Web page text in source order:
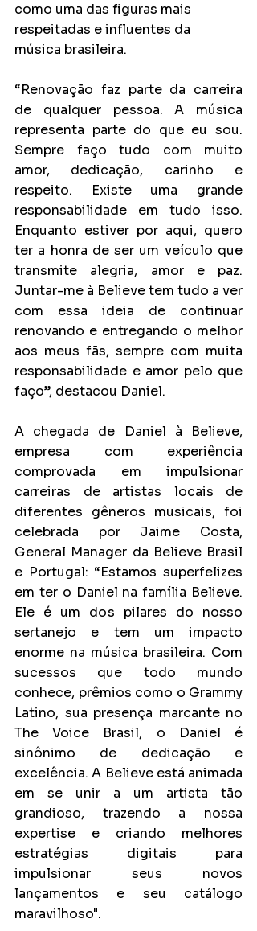
como uma das figuras mais
respeitadas e influentes da
música brasileira.
“Renovação faz parte da carreira
de qualquer pessoa. A música
representa parte do que eu sou.
Sempre faço tudo com muito
amor, dedicação, carinho e
respeito. Existe uma grande
responsabilidade em tudo isso.
Enquanto estiver por aqui, quero
ter a honra de ser um veículo que
transmite alegria, amor e paz.
Juntar-me à Believe tem tudo a ver
com essa ideia de continuar
renovando e entregando o melhor
aos meus fãs, sempre com muita
responsabilidade e amor pelo que
faço”, destacou Daniel.
A chegada de Daniel à Believe,
empresa com experiência
comprovada em impulsionar
carreiras de artistas locais de
diferentes gêneros musicais, foi
celebrada por Jaime Costa,
General Manager da Believe Brasil
e Portugal: “Estamos superfelizes
em ter o Daniel na família Believe.
Ele é um dos pilares do nosso
sertanejo e tem um impacto
enorme na música brasileira. Com
sucessos que todo mundo
conhece, prêmios como o Grammy
Latino, sua presença marcante no
The Voice Brasil, o Daniel é
sinônimo de dedicação e
excelência. A Believe está animada
em se unir a um artista tão
grandioso, trazendo a nossa
expertise e criando melhores
estratégias digitais para
impulsionar seus novos
lançamentos e seu catálogo
maravilhoso".